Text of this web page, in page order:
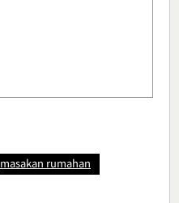
masakan rumahan